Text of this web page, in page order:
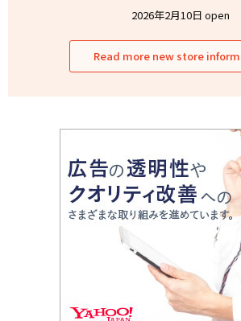
2026年2月10日 open
Read more new store